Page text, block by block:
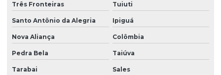
Três Fronteiras Tuiuti
Santo Antônio da Alegria Ipiguá
Nova Aliança Colômbia
Pedra Bela Taiúva
Tarabai Sales